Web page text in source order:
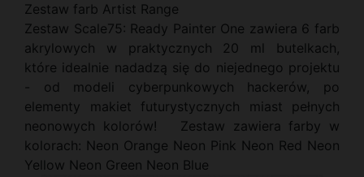
Zestaw farb Artist Range
Zestaw Scale75: Ready Painter One zawiera 6 farb
akrylowych w praktycznych 20 ml butelkach,
które idealnie nadadzą się do niejednego projektu
- od modeli cyberpunkowych hackerów, po
elementy makiet futurystycznych miast pełnych
neonowych kolorów! Zestaw zawiera farby w
kolorach: Neon Orange Neon Pink Neon Red Neon
Yellow Neon Green Neon Blue